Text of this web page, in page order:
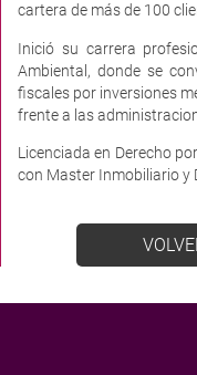
cartera de más de 100
Inició su carrera
Ambiental, donde se
fiscales por inversiones
frente a las
Licenciada en Derecho
con Master Inmobiliario y